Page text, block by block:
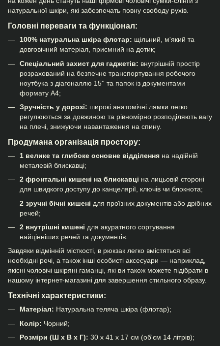
натуральної шкіри, які забезпечать повну свободу рухів.
Головні переваги та функціонал:
100% натуральна шкіра флотар: щільний, м'який та
довговічний матеріал, приємний на дотик;
Спеціальний захист для гаджетів: внутрішній простір
розрахований на безпечне транспортування робочого
ноутбука з діагоналлю 15'' та папок із документами
формату А4;
Зручність у дорозі: широкі анатомічні лямки легко
регулюються за довжиною та рівномірно розподіляють вагу
на плечі, знижуючи навантаження на спину.
Продумана організація простору:
1 велике та глибоке основне відділення на надійній
металевій блискавці;
2 фронтальні кишені на блискавці на лицьовій стороні
для швидкого доступу до канцелярії, ключів чи блокнота;
2 зручні бічні кишені для проїзних документів або дрібних
речей;
2 внутрішні кишені для акуратного сортування
найцінніших речей та документів.
Завдяки відмінній місткості, в рюкзак легко вмістяться всі
необхідні речі, а також інші особисті аксесуари — наприклад,
якісні чоловічі шкіряні гаманці, які ви також можете підібрати в
нашому інтернет-магазині для завершення стильного образу.
Технічні характеристики:
Матеріал: Натуральна теляча шкіра (флотар);
Колір: Чорний;
Розміри (Ш х В х Г): 30 х 41 х 17 см (об'єм 14 літрів);